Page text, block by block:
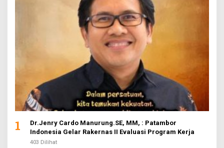
1
Dr.Jenry Cardo Manurung.SE, MM, : Patambor
Indonesia Gelar Rakernas II Evaluasi Program Kerja
403 Dilihat